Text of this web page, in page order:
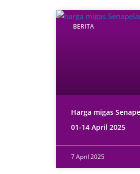
BERITA
Harga migas
01-14 April 2025
7 April 2025